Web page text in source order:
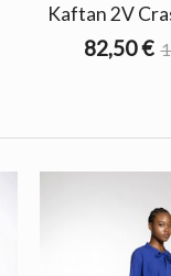
Kaftan 2V
82,50 €